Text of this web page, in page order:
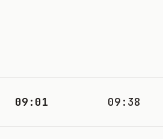
09:01 09:38